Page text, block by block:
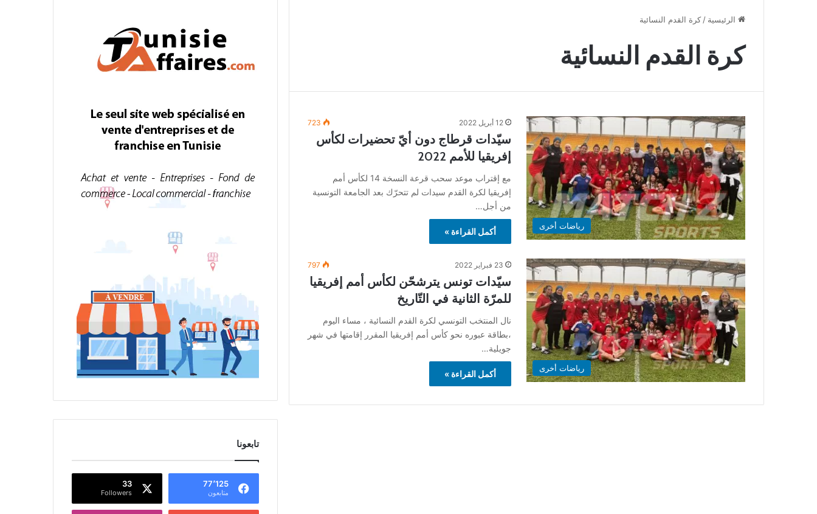
الرئيسية / كرة القدم النسائية
كرة القدم النسائية
رياضات أخرى
12 أبريل 2022 723
سيّدات قرطاج دون أيّ تحضيرات لكأس
إفريقيا للأمم 2022
مع إقتراب موعد سحب قرعة النسخة 14 لكأس أمم
إفريقيا لكرة القدم سيدات لم تتحرّك بعد الجامعة التونسية
من أجل…
أكمل القراءة »
رياضات أخرى
23 فبراير 2022 797
سيّدات تونس يترشحّن لكأس أمم إفريقيا
للمرّة الثانية في التّاريخ
نال المنتخب التونسي لكرة القدم النسائية ، مساء اليوم
،بطاقة عبوره نحو كأس أمم إفريقيا المقرر إقامتها في شهر
جويلية…
أكمل القراءة »
تابعونا
77٬125
متابعون
33
Followers